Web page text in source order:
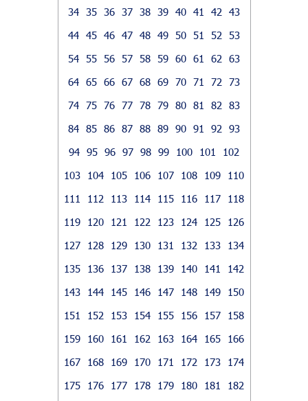
34 35 36 37 38 39 40 41 42
43
44 45 46 47 48 49 50 51 52
53
54 55 56 57 58 59 60 61 62
63
64 65 66 67 68 69 70 71 72
73
74 75 76 77 78 79 80 81 82
83
84 85 86 87 88 89 90 91 92
93
94 95 96 97 98 99 100 101
102
103
104 105 106 107 108 109
110
111
112 113 114 115 116 117
118
119
120 121 122 123 124 125
126
127
128 129 130 131 132 133
134
135
136 137 138 139 140 141
142
143
144 145 146 147 148 149
150
151
152 153 154 155 156 157
158
159
160 161 162 163 164 165
166
167
168 169 170 171 172 173
174
175
176 177 178 179 180 181
182